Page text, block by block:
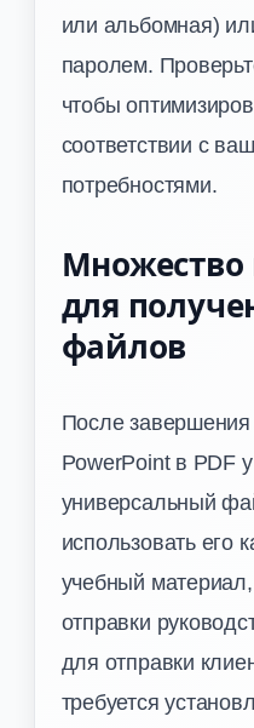
или альбомная)
паролем.
чтобы
соответствии с
потребностями.
для
файлов
После завершения
PowerPoint в PDF
универсальный
использовать его
учебный
отправки
для отправки
требуется